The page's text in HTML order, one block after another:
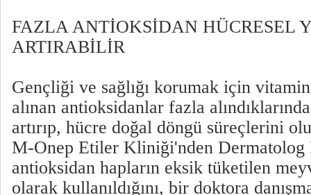
FAZLA ANTİOKSİDAN HÜCRESEL
ARTIRABİLİR
Gençliği ve sağlığı korumak için
alınan antioksidanlar fazla
artırıp, hücre doğal döngü süreçlerini
M-Onep Etiler Kliniği'nden Dermatolog
antioksidan hapların eksik tüketilen
olarak kullanıldığını, bir doktora